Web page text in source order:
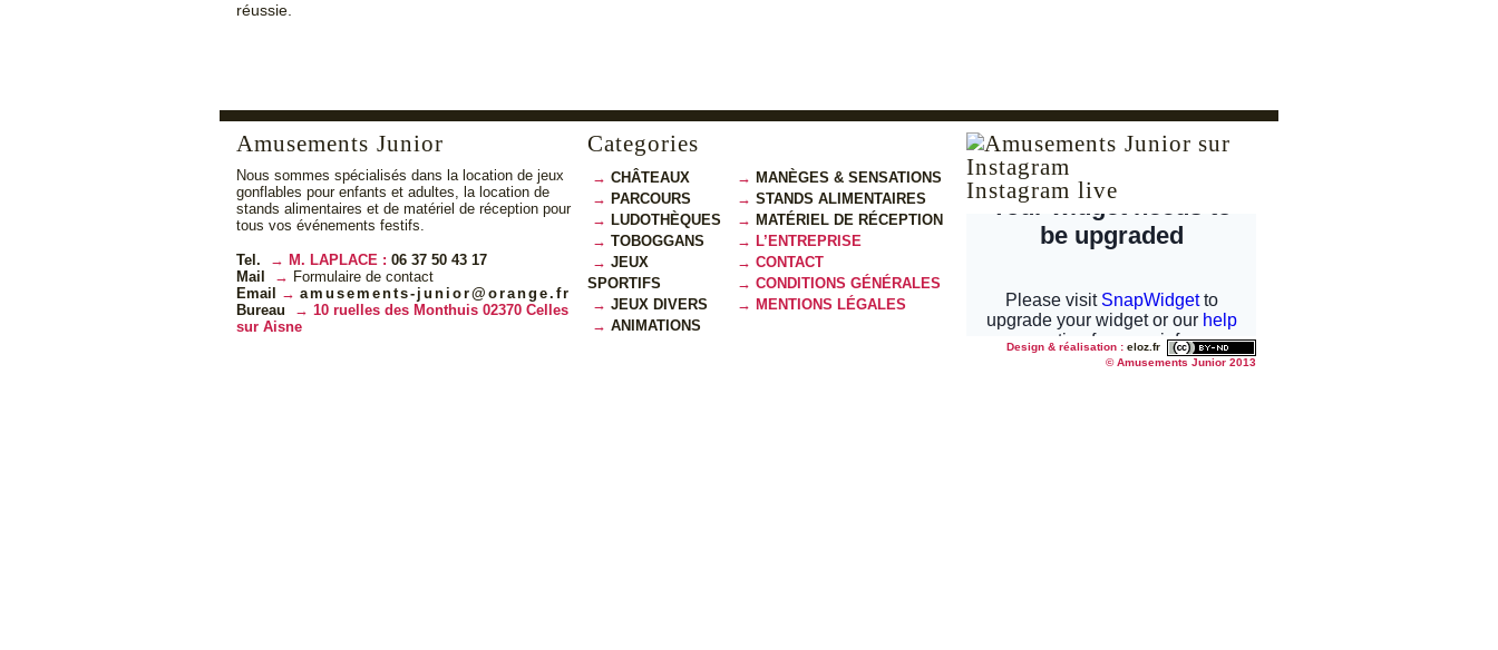
réussie.
Amusements Junior
Nous sommes spécialisés dans la location de jeux
gonflables pour enfants et adultes, la location de
stands alimentaires et de matériel de réception pour
tous vos événements festifs.
Tel. M. LAPLACE : 06 37 50 43 17
Mail
Formulaire de contact
Email
amusements-junior@orange.fr
Bureau
10 ruelles des Monthuis 02370 Celles
sur Aisne
Categories
CHÂTEAUX
PARCOURS
LUDOTHÈQUES
TOBOGGANS
JEUX
SPORTIFS
JEUX DIVERS
ANIMATIONS
MANÈGES & SENSATIONS
STANDS ALIMENTAIRES
MATÉRIEL DE RÉCEPTION
L’ENTREPRISE
CONTACT
CONDITIONS GÉNÉRALES
MENTIONS LÉGALES
Instagram live
Design & réalisation : eloz.fr
© Amusements Junior 2013